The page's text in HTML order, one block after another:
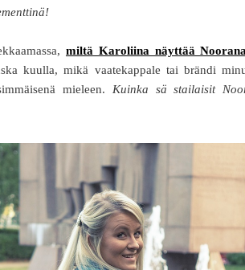
miltä Karoliina näyttää
kuulla, mikä vaatekappale tai brändi
mieleen. Kuinka sä stailaisit